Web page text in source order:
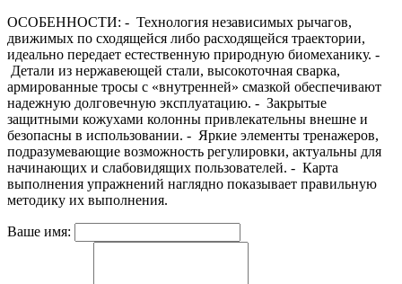
ОСОБЕННОСТИ: - Технология независимых рычагов,
движимых по сходящейся либо расходящейся траектории,
идеально передает естественную природную биомеханику. -
Детали из нержавеющей стали, высокоточная сварка,
армированные тросы с «внутренней» смазкой обеспечивают
надежную долговечную эксплуатацию. - Закрытые
защитными кожухами колонны привлекательны внешне и
безопасны в использовании. - Яркие элементы тренажеров,
подразумевающие возможность регулировки, актуальны для
начинающих и слабовидящих пользователей. - Карта
выполнения упражнений наглядно показывает правильную
методику их выполнения.
Ваше имя: